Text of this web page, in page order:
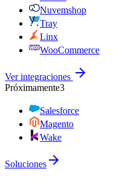
Nuvemshop
Tray
Linx
WooCommerce
Ver integraciones
Próximamente3
Salesforce
Magento
Wake
Soluciones